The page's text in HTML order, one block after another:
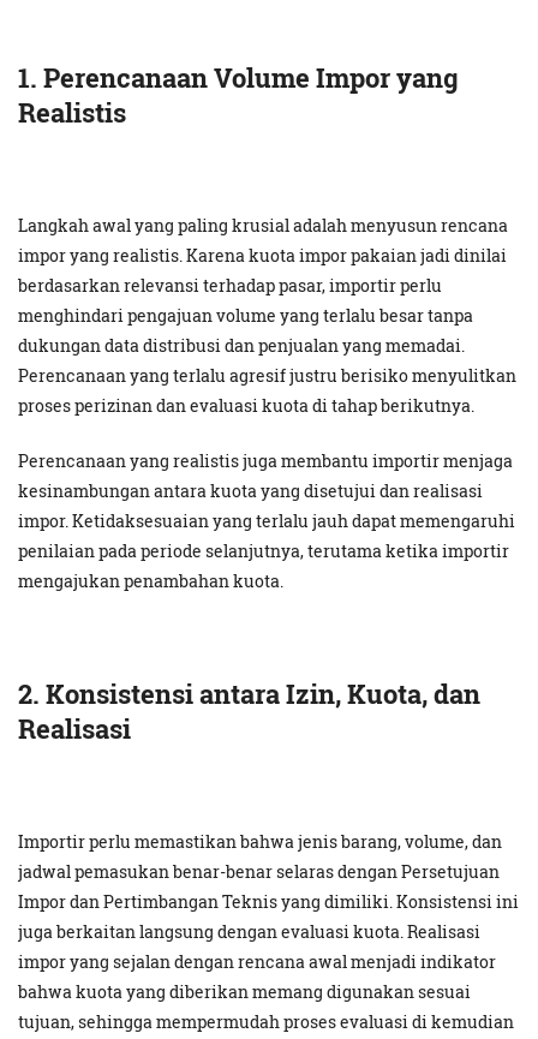
1. Perencanaan Volume Impor yang
Realistis
Langkah awal yang paling krusial adalah menyusun rencana
impor yang realistis. Karena kuota impor pakaian jadi dinilai
berdasarkan relevansi terhadap pasar, importir perlu
menghindari pengajuan volume yang terlalu besar tanpa
dukungan data distribusi dan penjualan yang memadai.
Perencanaan yang terlalu agresif justru berisiko menyulitkan
proses perizinan dan evaluasi kuota di tahap berikutnya.
Perencanaan yang realistis juga membantu importir menjaga
kesinambungan antara kuota yang disetujui dan realisasi
impor. Ketidaksesuaian yang terlalu jauh dapat memengaruhi
penilaian pada periode selanjutnya, terutama ketika importir
mengajukan penambahan kuota.
2. Konsistensi antara Izin, Kuota, dan
Realisasi
Importir perlu memastikan bahwa jenis barang, volume, dan
jadwal pemasukan benar-benar selaras dengan Persetujuan
Impor dan Pertimbangan Teknis yang dimiliki. Konsistensi ini
juga berkaitan langsung dengan evaluasi kuota. Realisasi
impor yang sejalan dengan rencana awal menjadi indikator
bahwa kuota yang diberikan memang digunakan sesuai
tujuan, sehingga mempermudah proses evaluasi di kemudian